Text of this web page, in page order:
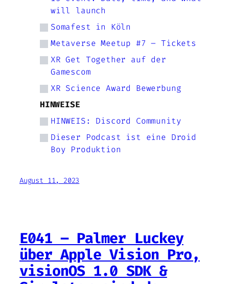
will launch
Somafest in Köln
Metaverse Meetup #7 – Tickets
XR Get Together auf der
Gamescom
XR Science Award Bewerbung
HINWEISE
HINWEIS: Discord Community
Dieser Podcast ist eine Droid
Boy Produktion
August 11, 2023
E041 – Palmer Luckey
über Apple Vision Pro,
visionOS 1.0 SDK &